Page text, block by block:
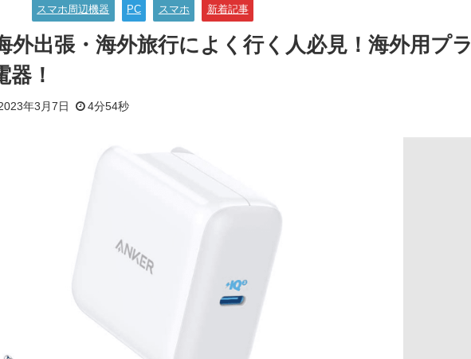
スマホ周辺機器 PC スマホ 新着記事
外出張・海外旅行によく行く人必見！海外用プラ
器！
年3月7日 4分54秒